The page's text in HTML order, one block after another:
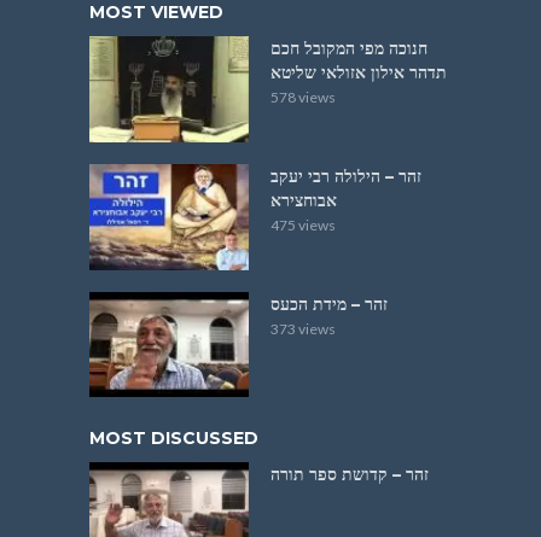
MOST VIEWED
חנוכה מפי המקובל חכם
תדהר אילון אזולאי שליטא
578 views
זהר – הילולה רבי יעקב
אבוחצירא
475 views
זהר – מידת הכעס
373 views
MOST DISCUSSED
זהר – קדושת ספר תורה